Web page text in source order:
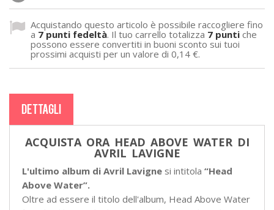
Acquistando questo articolo è possibile raccogliere fino
a 7punti fedeltà. Il tuo carrello totalizza 7 punti che
possono essere convertiti in buoni sconto sui tuoi
prossimi acquisti per un valore di 0,14 €.
DETTAGLI
ACQUISTA ORA HEAD ABOVE WATER DI
AVRIL LAVIGNE
L'ultimo album di Avril Lavigne si intitola “Head
Above Water”.
Oltre ad essere il titolo dell'album, Head Above Water